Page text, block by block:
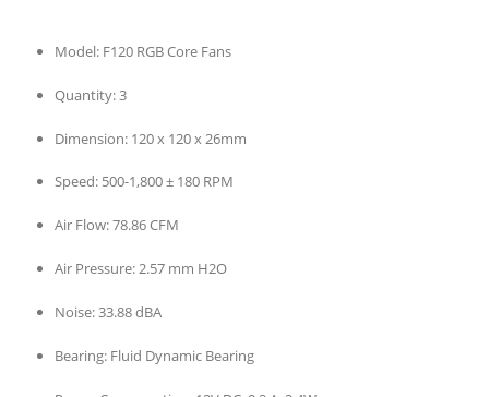
Model: F120 RGB Core Fans
Quantity: 3
Dimension: 120 x 120 x 26mm
Speed: 500-1,800 ± 180 RPM
Air Flow: 78.86 CFM
Air Pressure: 2.57 mm H2O
Noise: 33.88 dBA
Bearing: Fluid Dynamic Bearing